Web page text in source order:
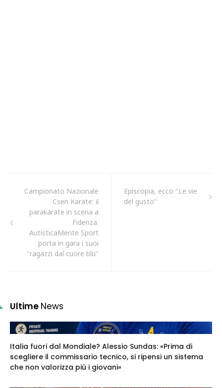
Campionato Nazionale
Csen Karate: il
parakarate in scena a
Fidenza.
AutisticaMente Sport
porta in gara i suoi
"ragazzi dal cuore blu"
Episcopia, ecco "Le vie
del gusto"
Ultime News
Italia fuori dal Mondiale? Alessio Sundas: «Prima di
scegliere il commissario tecnico, si ripensi un sistema
che non valorizza più i giovani»